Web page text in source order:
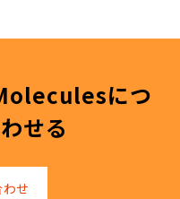
につ
せる
せ